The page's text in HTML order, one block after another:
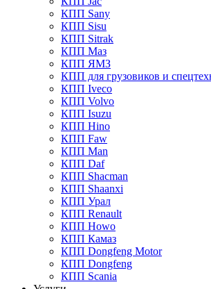
КПП Sany
КПП Sisu
КПП Sitrak
КПП Маз
КПП ЯМЗ
КПП для грузовиков и
КПП Iveco
КПП Volvo
КПП Isuzu
КПП Hino
КПП Faw
КПП Man
КПП Daf
КПП Shacman
КПП Shaanxi
КПП Урал
КПП Renault
КПП Howo
КПП Камаз
КПП Dongfeng Motor
КПП Dongfeng
КПП Scania